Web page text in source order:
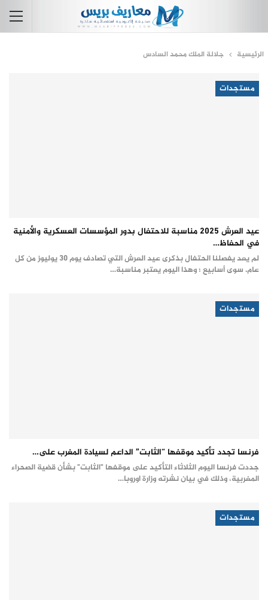
الرئيسية جلالة الملك محمد السادس
مستجدات
عيد العرش 2025 مناسبة للاحتفال بدور المؤسسات العسكرية والأمنية
في الحفاظ…
لم يعد يفصلنا الحتفال بذكرى عيد العرش التي تصادف يوم 30 يوليوز من كل
عام. سوى أسابيع ؛ وهذا اليوم يعتبر مناسبة…
مستجدات
فرنسا تجدد تأكيد موقفها “الثابت” الداعم لسيادة المغرب على…
جددت فرنسا اليوم الثلاثاء التأكيد على موقفها "الثابت" بشأن قضية الصحراء
المغربية، وذلك في بيان نشرته وزارة اوروبا…
مستجدات